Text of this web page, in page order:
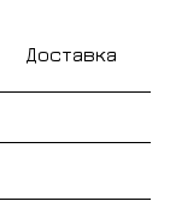
Доставка